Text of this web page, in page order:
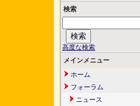
検索
高度な検索
メインメニュー
ホーム
フォーラム
ニュース